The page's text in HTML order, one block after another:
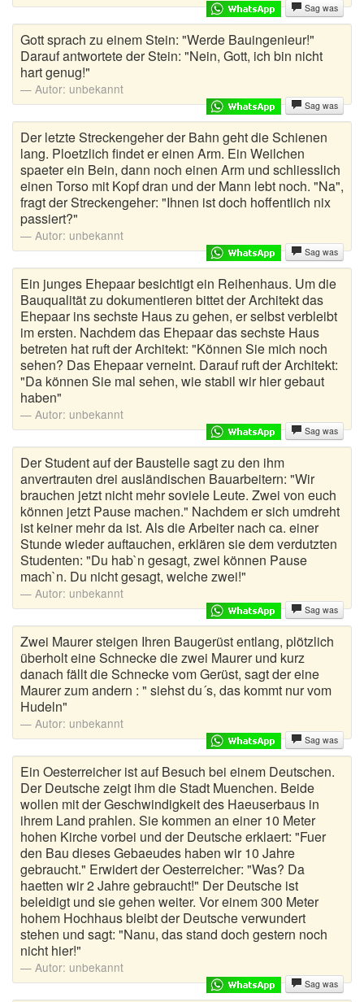
Sag was
Gott sprach zu einem Stein: "Werde Bauingenieur!"
Darauf antwortete der Stein: "Nein, Gott, ich bin nicht
hart genug!"
Autor: unbekannt
Sag was
Der letzte Streckengeher der Bahn geht die Schienen
lang. Ploetzlich findet er einen Arm. Ein Weilchen
spaeter ein Bein, dann noch einen Arm und schliesslich
einen Torso mit Kopf dran und der Mann lebt noch. "Na",
fragt der Streckengeher: "Ihnen ist doch hoffentlich nix
passiert?"
Autor: unbekannt
Sag was
Ein junges Ehepaar besichtigt ein Reihenhaus. Um die
Bauqualität zu dokumentieren bittet der Architekt das
Ehepaar ins sechste Haus zu gehen, er selbst verbleibt
im ersten. Nachdem das Ehepaar das sechste Haus
betreten hat ruft der Architekt: "Können Sie mich noch
sehen? Das Ehepaar verneint. Darauf ruft der Architekt:
"Da können Sie mal sehen, wie stabil wir hier gebaut
haben"
Autor: unbekannt
Sag was
Der Student auf der Baustelle sagt zu den ihm
anvertrauten drei ausländischen Bauarbeitern: "Wir
brauchen jetzt nicht mehr soviele Leute. Zwei von euch
können jetzt Pause machen." Nachdem er sich umdreht
ist keiner mehr da ist. Als die Arbeiter nach ca. einer
Stunde wieder auftauchen, erklären sie dem verdutzten
Studenten: "Du hab`n gesagt, zwei können Pause
mach`n. Du nicht gesagt, welche zwei!"
Autor: unbekannt
Sag was
Zwei Maurer steigen Ihren Baugerüst entlang, plötzlich
überholt eine Schnecke die zwei Maurer und kurz
danach fällt die Schnecke vom Gerüst, sagt der eine
Maurer zum andern : " siehst du´s, das kommt nur vom
Hudeln"
Autor: unbekannt
Sag was
Ein Oesterreicher ist auf Besuch bei einem Deutschen.
Der Deutsche zeigt ihm die Stadt Muenchen. Beide
wollen mit der Geschwindigkeit des Haeuserbaus in
ihrem Land prahlen. Sie kommen an einer 10 Meter
hohen Kirche vorbei und der Deutsche erklaert: "Fuer
den Bau dieses Gebaeudes haben wir 10 Jahre
gebraucht." Erwidert der Oesterreicher: "Was? Da
haetten wir 2 Jahre gebraucht!" Der Deutsche ist
beleidigt und sie gehen weiter. Vor einem 300 Meter
hohem Hochhaus bleibt der Deutsche verwundert
stehen und sagt: "Nanu, das stand doch gestern noch
nicht hier!"
Autor: unbekannt
Sag was